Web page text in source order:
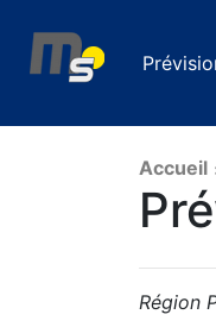
Accueil
Région